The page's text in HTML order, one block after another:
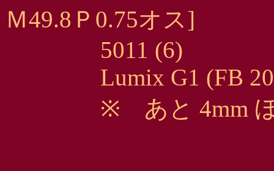
Ｍ49.8Ｐ0.75オス]
5011 (6)
Lumix G1 (FB
※ あと 4mm ほど